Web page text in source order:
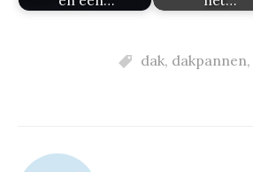
dak, dakpannen,